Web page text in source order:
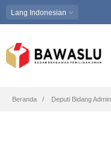
Lang Indonesian
Beranda Deputi Bidang